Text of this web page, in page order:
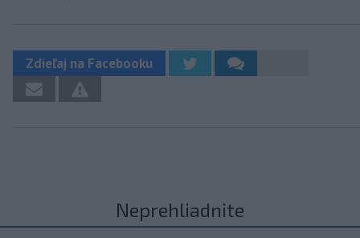
Zdieľaj na Facebooku
Neprehliadnite